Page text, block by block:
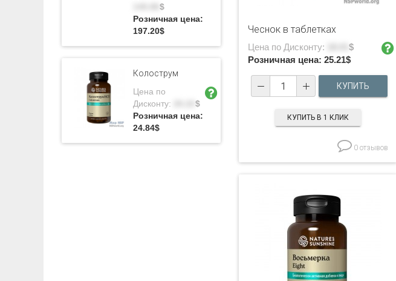
Чеснок в таблетках
Цена по Дисконту:
$
Розничная цена: 25.21$
КУПИТЬ В 1 КЛИК
0 отзывов
$
Розничная цена:
197.20$
Колострум
Цена по
Дисконту:
$
Розничная цена:
24.84$